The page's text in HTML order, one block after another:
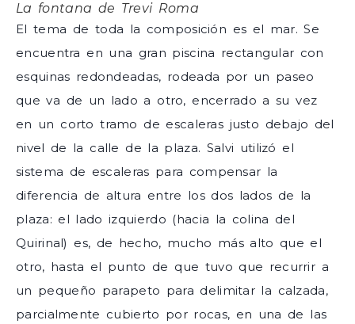
La fontana de Trevi Roma
El tema de toda la composición es el mar. Se
encuentra en una gran piscina rectangular con
esquinas redondeadas, rodeada por un paseo
que va de un lado a otro, encerrado a su vez
en un corto tramo de escaleras justo debajo del
nivel de la calle de la plaza. Salvi utilizó el
sistema de escaleras para compensar la
diferencia de altura entre los dos lados de la
plaza: el lado izquierdo (hacia la colina del
Quirinal) es, de hecho, mucho más alto que el
otro, hasta el punto de que tuvo que recurrir a
un pequeño parapeto para delimitar la calzada,
parcialmente cubierto por rocas, en una de las